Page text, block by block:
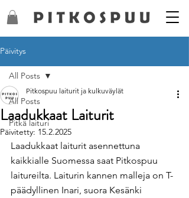
Päivitys
All Posts
Pitkä laituri
All Posts
Laadukkaat Laiturit
Pitkospuu laiturit ja kulkuväylät
Päivitetty: 15.2.2025
Laadukkaat laiturit asennettuna
kaikkialle Suomessa saat Pitkospuu
laitureilta. Laiturin kannen malleja on T-
päädyllinen Inari, suora Kesänki